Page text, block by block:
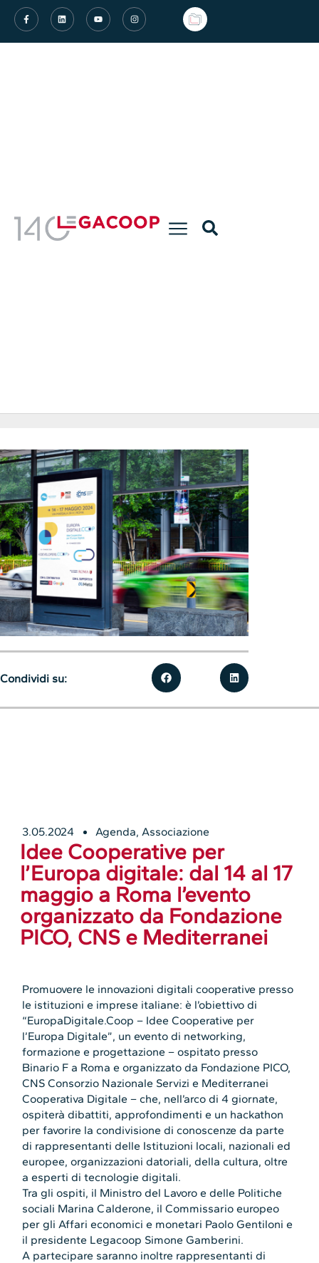
3.05.2024 Agenda,Associazione
Idee Cooperative per
l’Europa digitale: dal 14 al 17
maggio a Roma l’evento
organizzato da Fondazione
PICO, CNS e Mediterranei
Promuovere le innovazioni digitali cooperative presso
le istituzioni e imprese italiane: è l’obiettivo di
“EuropaDigitale.Coop – Idee Cooperative per
l’Europa Digitale”, un evento di networking,
formazione e progettazione – ospitato presso
Binario F a Roma e organizzato da Fondazione PICO,
CNS Consorzio Nazionale Servizi e Mediterranei
Cooperativa Digitale – che, nell’arco di 4 giornate,
ospiterà dibattiti, approfondimenti e un hackathon
per favorire la condivisione di conoscenze da parte
di rappresentanti delle Istituzioni locali, nazionali ed
europee, organizzazioni datoriali, della cultura, oltre
a esperti di tecnologie digitali.
Tra gli ospiti, il Ministro del Lavoro e delle Politiche
sociali Marina Calderone, il Commissario europeo
per gli Affari economici e monetari Paolo Gentiloni e
il presidente Legacoop Simone Gamberini.
A partecipare saranno inoltre rappresentanti di
Condividi su: